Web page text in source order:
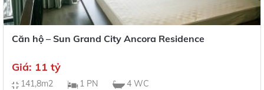
Căn hộ – Sun Grand City Ancora Residence
Giá: 11 tỷ
141,8m2 1 PN 4 WC